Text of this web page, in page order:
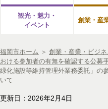
観光・魅力・
イベント
創業・産
福岡市ホーム ＞ 創業・産業・ビジネ
おける参加者の有無を確認する公募
緑化施設等維持管理外業務委託」の
いて
更新日：2026年2月4日